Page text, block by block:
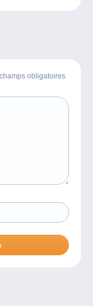
obligatoires